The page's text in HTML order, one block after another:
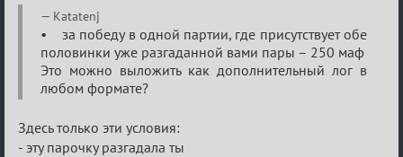
Re:
Найди
меня!
Katatenj
• за победу в одной партии, где присутствует обе
половинки уже разгаданной вами пары – 250 маф
Это можно выложить как дополнительный лог в
любом формате?
Здесь только эти условия:
- эту парочку разгадала ты